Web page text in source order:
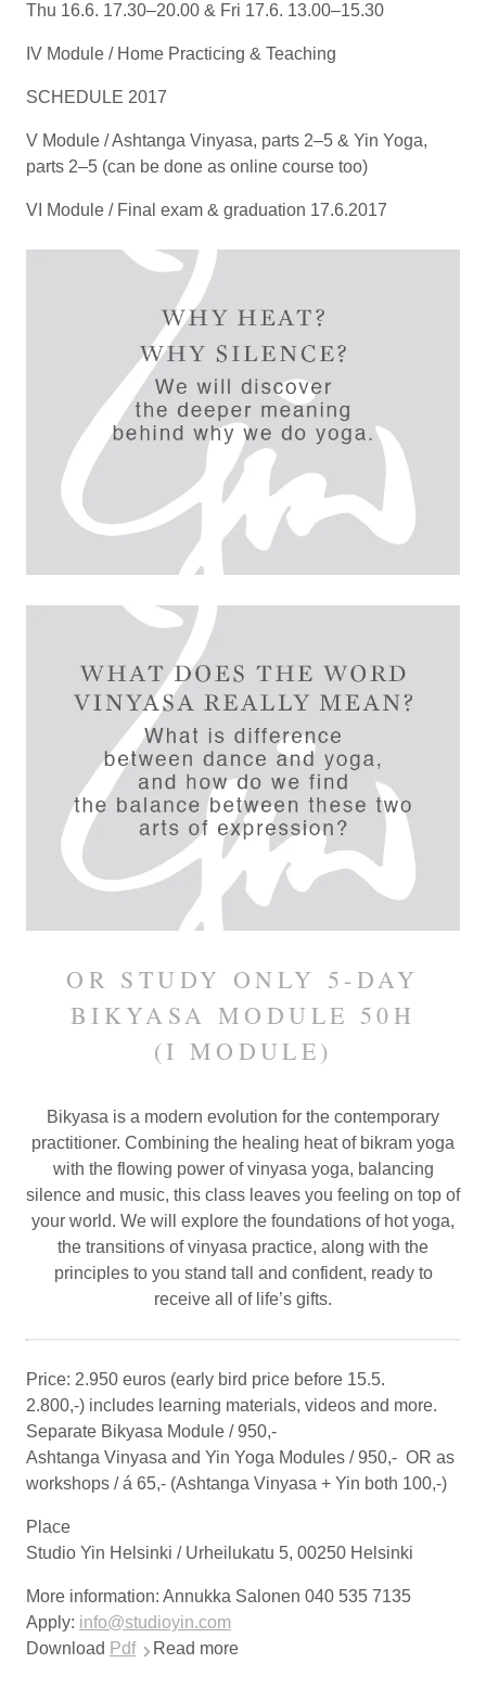
Thu 16.6. 17.30–20.00 & Fri 17.6. 13.00–15.30
IV Module / Home Practicing & Teaching
SCHEDULE 2017
V Module / Ashtanga Vinyasa, parts 2–5 & Yin Yoga,
parts 2–5 (can be done as online course too)
VI Module / Final exam & graduation 17.6.2017
OR STUDY ONLY 5-DAY
BIKYASA MODULE 50H
(I MODULE)
Bikyasa is a modern evolution for the contemporary
practitioner. Combining the healing heat of bikram yoga
with the flowing power of vinyasa yoga, balancing
silence and music, this class leaves you feeling on top of
your world. We will explore the foundations of hot yoga,
the transitions of vinyasa practice, along with the
principles to you stand tall and confident, ready to
receive all of life’s gifts.
Price: 2.950 euros (early bird price before 15.5.
2.800,-) includes learning materials, videos and more.
Separate Bikyasa Module /950,-
Ashtanga Vinyasa and Yin Yoga Modules /950,- OR as
workshops / á 65,- (Ashtanga Vinyasa + Yin both 100,-)
Place
Studio Yin Helsinki / Urheilukatu 5, 00250 Helsinki
More information: Annukka Salonen 040 535 7135
Apply: info@studioyin.com
Download Pdf Read more